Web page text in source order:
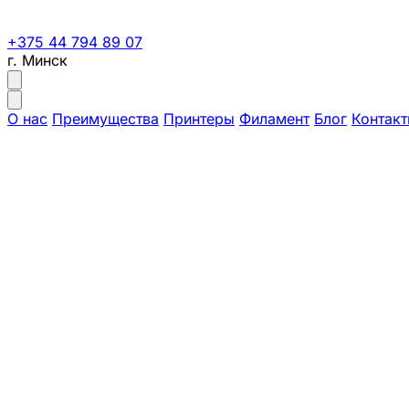
+375 44 794 89 07
г. Минск
О нас Преимущества Принтеры Филамент Блог